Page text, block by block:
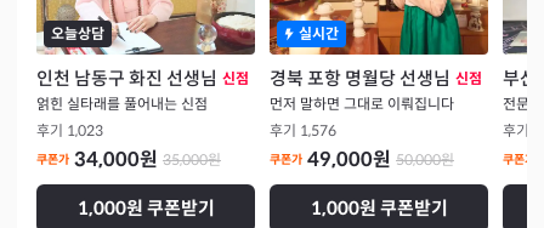
오늘상담
인천 남동구 화진 선생님 신점
얽힌 실타래를 풀어내는 신점
후기 1,023
쿠폰가 34,000원 35,000원
1,000원 쿠폰받기
실시간
경북 포항 명월당 선생님 신점
먼저 말하면 그대로 이뤄집니다
후기 1,576
쿠폰가 49,000원 50,000원
1,000원 쿠폰받기
부산
전문
후기
쿠폰가